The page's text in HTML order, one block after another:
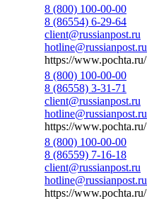
8 (800) 100-00-00
8 (86554) 6-29-64
client@russianpost.ru
hotline@russianpost.ru
https://www.pochta.ru/
8 (800) 100-00-00
8 (86558) 3-31-71
client@russianpost.ru
hotline@russianpost.ru
https://www.pochta.ru/
8 (800) 100-00-00
8 (86559) 7-16-18
client@russianpost.ru
hotline@russianpost.ru
https://www.pochta.ru/